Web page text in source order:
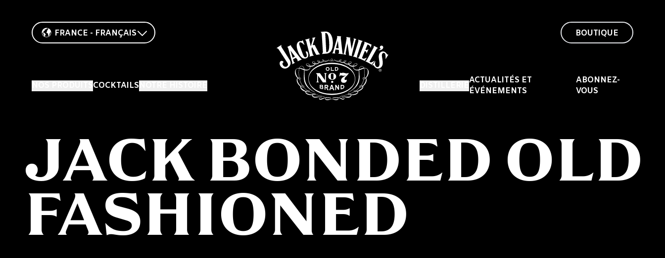
FRANCE - FRANÇAIS BOUTIQUE
COCKTAILS
ACTUALITÉS ET
ÉVÉNEMENTS
ABONNEZ-
VOUS
JACK BONDED OLD
FASHIONED